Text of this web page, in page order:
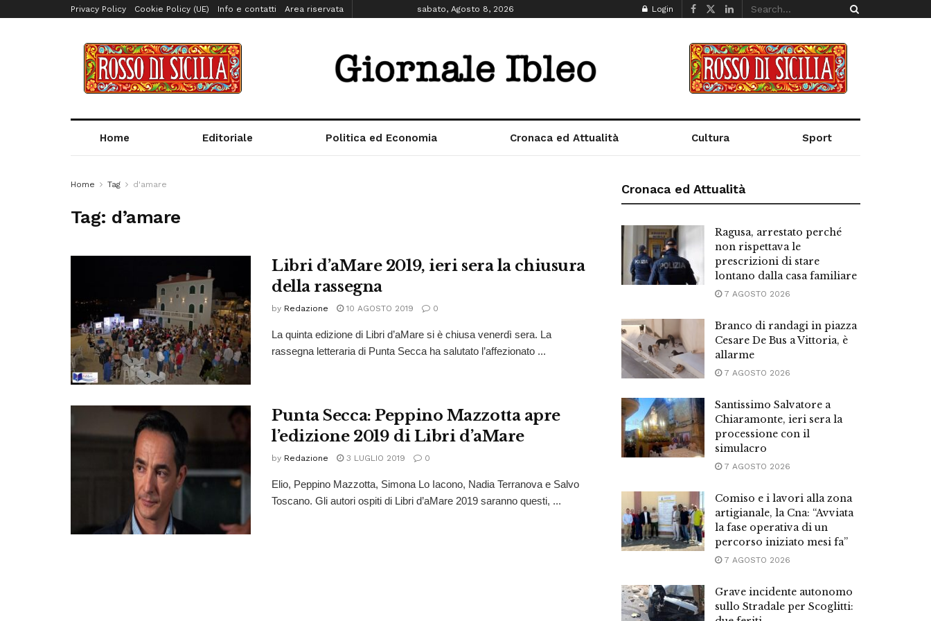
Privacy Policy Cookie Policy (UE) Info e contatti Area riservata sabato, Agosto 8, 2026 Login
Home Editoriale Politica ed Economia Cronaca ed Attualità Cultura Sport
Home Tag d'amare
Tag: d’amare
Libri d’aMare 2019, ieri sera la chiusura
della rassegna
by Redazione 10 AGOSTO 2019 0
La quinta edizione di Libri d’aMare si è chiusa venerdì sera. La
rassegna letteraria di Punta Secca ha salutato l’affezionato ...
Punta Secca: Peppino Mazzotta apre
l’edizione 2019 di Libri d’aMare
by Redazione 3 LUGLIO 2019 0
Elio, Peppino Mazzotta, Simona Lo Iacono, Nadia Terranova e Salvo
Toscano. Gli autori ospiti di Libri d’aMare 2019 saranno questi, ...
Cronaca ed Attualità
Ragusa, arrestato perché
non rispettava le
prescrizioni di stare
lontano dalla casa familiare
7 AGOSTO 2026
Branco di randagi in piazza
Cesare De Bus a Vittoria, è
allarme
7 AGOSTO 2026
Santissimo Salvatore a
Chiaramonte, ieri sera la
processione con il
simulacro
7 AGOSTO 2026
Comiso e i lavori alla zona
artigianale, la Cna: “Avviata
la fase operativa di un
percorso iniziato mesi fa”
7 AGOSTO 2026
Grave incidente autonomo
sullo Stradale per Scoglitti: